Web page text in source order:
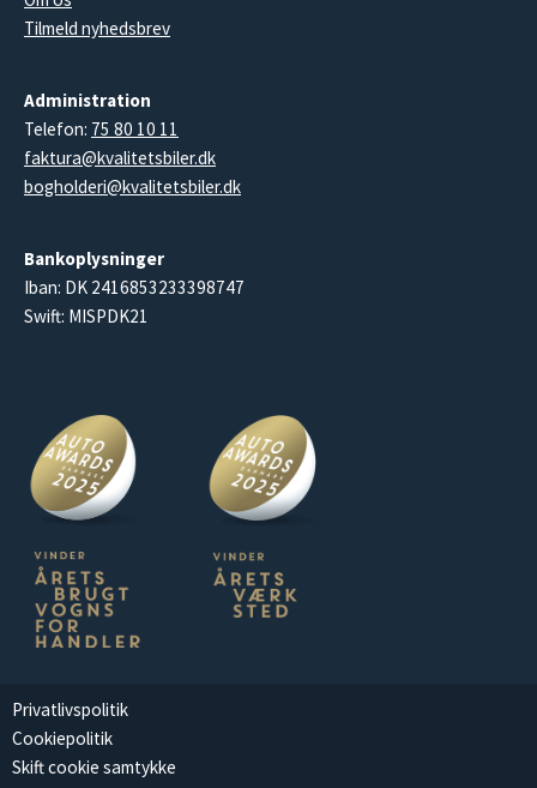
Tilmeld nyhedsbrev
Administration
Telefon: 75 80 10 11
faktura@kvalitetsbiler.dk
bogholderi@kvalitetsbiler.dk
Bankoplysninger
Iban: DK 2416853233398747
Swift: MISPDK21
Privatlivspolitik
Cookiepolitik
Skift cookie samtykke